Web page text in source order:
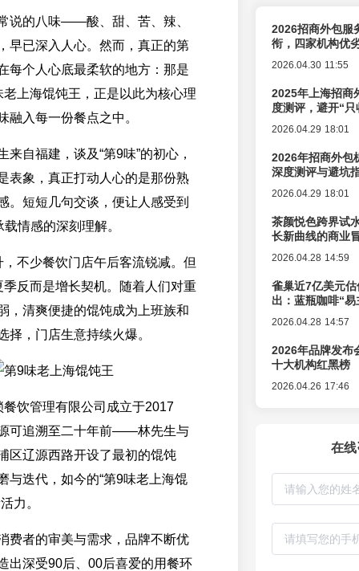
说的八味——酸、甜、苦、辣、
早已深入人心。然而，真正的第
每个人心底最柔软的地方：那是
上海馄饨王，正是以此为核心理
融入每一份餐点之中。
来自福建，谈及“第9味”的初心，
表象，真正打动人心的是那份熟
。短短几句交谈，便让人感受到
载情感的深刻理解。
不少餐饮门店午后客流锐减。但
反而是增长契机。随着人们对重
，清爽便捷的馄饨成为上班族和
择，门店生意持续火爆。
饮管理有限公司成立于2017
可追溯至二十年前——林先生与
区辽源西路开设了最初的馄饨
与迭代，如今的“第9味老上海馄
力。
费者的审美与需求，品牌不断优
出深受90后、00后喜爱的用餐环
2026招商外包服
衔，四家机构优
2026.04.30 11:55
2025年上海招商
度测评，避开“
2026.04.29 18:01
2026年招商外包
深度测评与避坑
2026.04.29 18:01
茶颜悦色跨界试
长新曲线的商业
2026.04.28 14:59
雀巢近7亿美元
出：蓝瓶咖啡“
2026.04.28 14:57
2026年品牌发布
十大机构红黑榜
2026.04.26 17:46
在